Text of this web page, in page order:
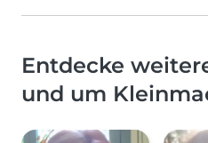
Entdecke
und um